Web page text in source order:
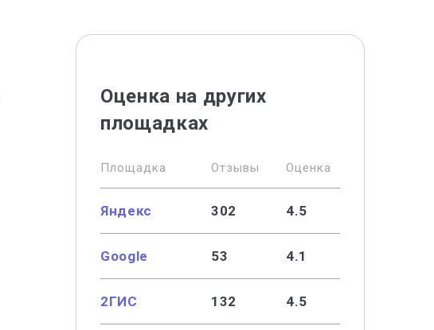
Оценка на других
площадках
Площадка Отзывы Оценка
Яндекс 302 4.5
Google 53 4.1
2ГИС 132 4.5